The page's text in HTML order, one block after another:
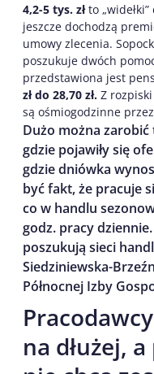
4,2-5 tys. złto
jeszcze dochodzą
umowy zlecenia.
poszukuje dwóch
przedstawiona jest
zł do 28,70 zł. Z
są ośmiogodzinne
Dużo można
gdzie pojawiły się
gdzie dniówka
być fakt, że pracuje
co w handlu
godz. pracy
poszukują sieci
Siedziniewska-
Północnej Izby
na dłużej,